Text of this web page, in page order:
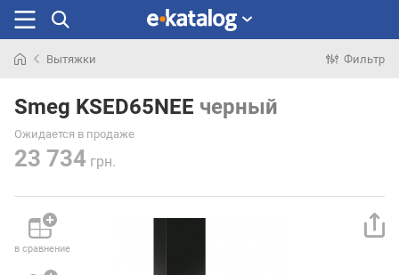
раньше
Вытяжки Фильтр
Smeg KSED65NEE черный
Ожидается в продаже
23 734 грн.
в сравнение